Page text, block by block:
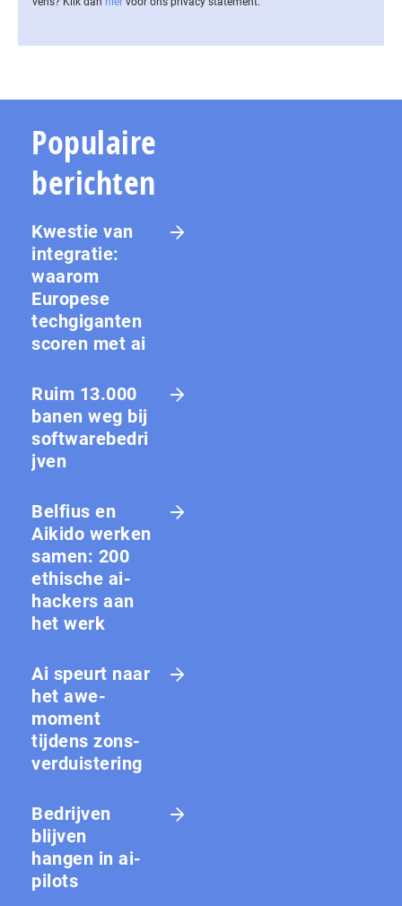
Populaire
berichten
Kwestie van
integratie:
waarom
Europese
techgiganten
scoren met ai
Ruim 13.000
banen weg bij
softwarebedri
jven
Belfius en
Aikido werken
samen: 200
ethische ai-
hackers aan
het werk
Ai speurt naar
het awe-
moment
tijdens zons­
ver­duis­te­ring
Bedrijven
blijven
hangen in ai-
pilots